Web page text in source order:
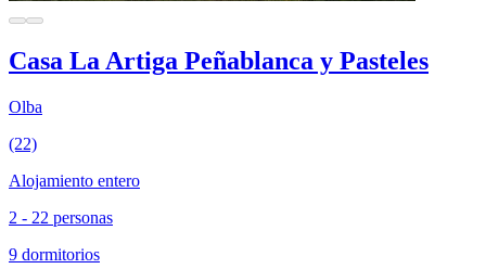
Casa La Artiga Peñablanca y Pasteles
Olba
(22)
Alojamiento entero
2 - 22 personas
9 dormitorios